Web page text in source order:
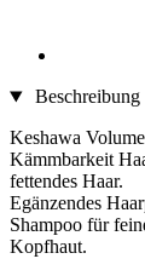
Beschreibung
Keshawa
Kämmbarkeit
fettendes Haar.
Egänzendes
Shampoo für
Kopfhaut.